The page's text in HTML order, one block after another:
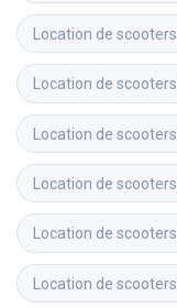
Location de scooters
Location de scooters
Location de scooters
Location de scooters
Location de scooters
Location de scooters